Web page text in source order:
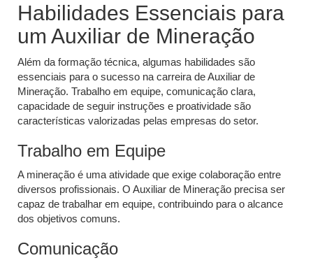
Habilidades Essenciais para
um Auxiliar de Mineração
Além da formação técnica, algumas habilidades são
essenciais para o sucesso na carreira de Auxiliar de
Mineração. Trabalho em equipe, comunicação clara,
capacidade de seguir instruções e proatividade são
características valorizadas pelas empresas do setor.
Trabalho em Equipe
A mineração é uma atividade que exige colaboração entre
diversos profissionais. O Auxiliar de Mineração precisa ser
capaz de trabalhar em equipe, contribuindo para o alcance
dos objetivos comuns.
Comunicação